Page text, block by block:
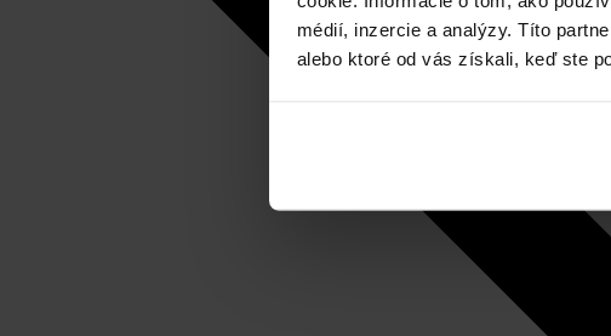
médií, inzercie a analýzy. Títo
alebo ktoré od vás získali, keď ste